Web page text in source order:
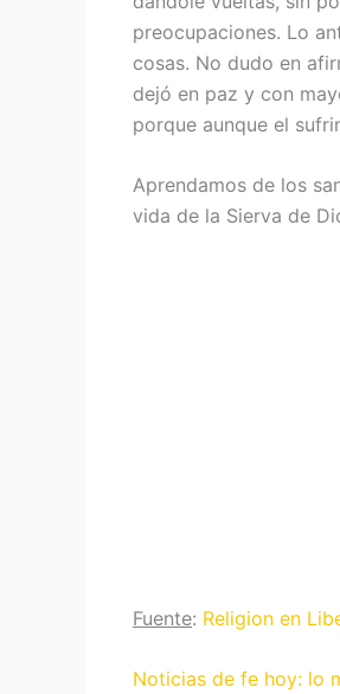
preocupaciones. Lo
cosas. No dudo en
dejó en paz y con
porque aunque el
Aprendamos de los
vida de la Sierva de
Fuente: Religion en
Noticias de fe hoy: lo